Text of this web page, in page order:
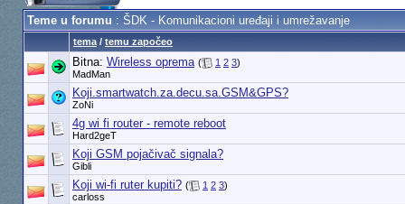
Teme u forumu: ŠDK - Komunikacioni uređaji i umrežavanje
tema/ temu započeo
Bitna: Wireless oprema ( 1 2 3)
MadMan
Koji.smartwatch.za.decu.sa.GSM&GPS?
ZoNi
4g wi fi router - remote reboot
Hard2geT
Koji GSM pojačivač signala?
Gibli
Koji wi-fi ruter kupiti? ( 1 2 3)
carloss